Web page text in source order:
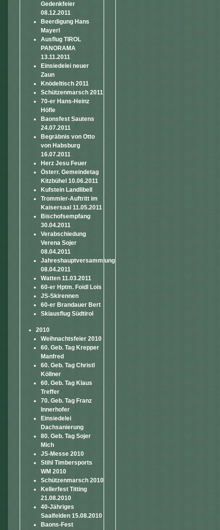
Gedenkfeier
08.12.2011
Beerdigung Hans
Mayerl
Ausflug TIROL
PANORAMA
13.11.2011
Einsiedelei neuer
Zaun
Knödeltisch 2011
Schützenmarsch 2011
70-er Hans-Heinz
Höfle
Baonsfest Sautens
24.07.2011
Begräbnis von Otto
von Habsburg
16.07.2011
Herz Jesu Feuer
Österr. Gemeindetag
Kitzbühel 10.06.2011
Kufstein Landlibell
Trommler-Auftritt im
Kaisersaal 11.05.2011
Bischofsempfang
30.04.2011
Verabschiedung
Verena Sojer
08.04.2011
Jahreshauptversammlung
08.04.2011
Watten 11.03.2011
60-er Hptm. Foidl Lois
JS-Skirennen
60-er Brandauer Bert
Skiausflug Südtirol
2010
Weihnachtsfeier 2010
60. Geb. Tag Krepper
Manfred
60. Geb. Tag Christl
Köllner
60. Geb. Tag Klaus
Treffer
70. Geb. Tag Franz
Innerhofer
Einsiedelei
Dachsanierung
80. Geb. Tag Sojer
Mich
JS-Messe 2010
Stihl Timbersports
WM 2010
Schützenmarsch 2010
Kellerfest Titting
21.08.2010
40-Jähriges
Saalfelden 15.08.2010
Baons-Fest